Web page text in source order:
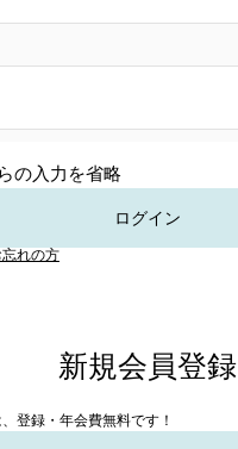
の入力を省略
ログイン
れの方
新規会員登録
登録・年会費無料です！